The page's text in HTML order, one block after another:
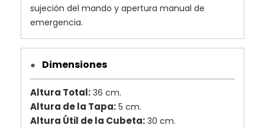
sujeción del mando y apertura manual de
emergencia.
● Dimensiones
Altura Total: 36 cm.
Altura de la Tapa: 5 cm.
Altura Útil de la Cubeta: 30 cm.